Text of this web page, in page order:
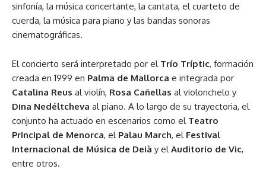
sinfonía, la música concertante, la cantata, el cuarteto de
cuerda, la música para piano y las bandas sonoras
cinematográficas.
El concierto será interpretado por el Trío Tríptic, formación
creada en 1999 en Palma de Mallorca e integrada por
Catalina Reus al violín, Rosa Cañellas al violonchelo y
Dina Nedéltcheva al piano. A lo largo de su trayectoria, el
conjunto ha actuado en escenarios como el Teatro
Principal de Menorca, el Palau March, el Festival
Internacional de Música de Deià y elAuditorio de Vic,
entre otros.